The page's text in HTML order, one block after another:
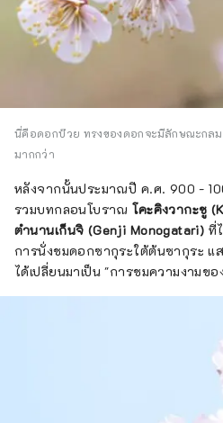
นี่คือดอกบ๊วย ทรงของดอกจะมีลักษณะกลม
มากกว่า
หลังจากนั้นประมาณปี ค.ศ. 900 -
รวมบทกลอนโบราณโคะคิงวากะชู
ตำนานเก็นจิ (Genji Monogatari) ที่
การนั่งชมดอกซากุระใต้ต้นซากุระ แ
ได้เปลี่ยนมาเป็น "การชมความงามข